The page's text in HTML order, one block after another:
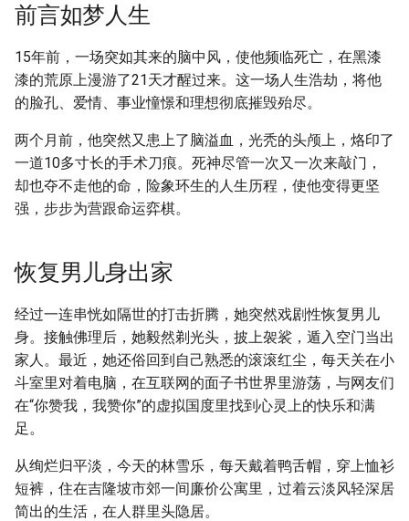
前言如梦人生
15年前，一场突如其来的脑中风，使他频临死亡，在黑漆
漆的荒原上漫游了21天才醒过来。这一场人生浩劫，将他
的脸孔、爱情、事业憧憬和理想彻底摧毁殆尽。
两个月前，他突然又患上了脑溢血，光秃的头颅上，烙印了
一道10多寸长的手术刀痕。死神尽管一次又一次来敲门，
却也夺不走他的命，险象环生的人生历程，使他变得更坚
强，步步为营跟命运弈棋。
恢复男儿身出家
经过一连串恍如隔世的打击折腾，她突然戏剧性恢复男儿
身。接触佛理后，她毅然剃光头，披上袈裟，遁入空门当出
家人。最近，她还俗回到自己熟悉的滚滚红尘，每天关在小
斗室里对着电脑，在互联网的面子书世界里游荡，与网友们
在“你赞我，我赞你”的虚拟国度里找到心灵上的快乐和满
足。
从绚烂归平淡，今天的林雪乐，每天戴着鸭舌帽，穿上恤衫
短裤，住在吉隆坡市郊一间廉价公寓里，过着云淡风轻深居
简出的生活，在人群里头隐居。